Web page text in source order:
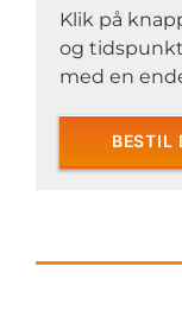
Klik på
og
med en
BESTIL